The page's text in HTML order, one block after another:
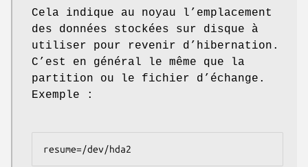
Cela indique au noyau l’emplacement
des données stockées sur disque à
utiliser pour revenir d’hibernation.
C’est en général le même que la
partition ou le fichier d’échange.
Exemple :
resume=/dev/hda2